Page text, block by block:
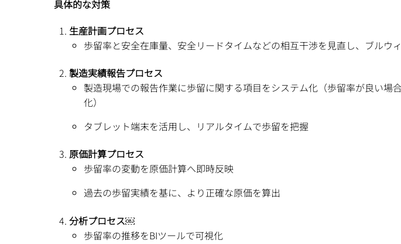
具体的な対策
生産計画プロセス
歩留率と安全在庫量、安全リードタイムなどの相互干渉を見直し、ブルウ
製造実績報告プロセス
製造現場での報告作業に歩留に関する項目をシステム化（歩留率が良い
化）
タブレット端末を活用し、リアルタイムで歩留を把握
原価計算プロセス
歩留率の変動を原価計算へ即時反映
過去の歩留実績を基に、より正確な原価を算出
分析プロセス￼
歩留率の推移をBIツールで可視化